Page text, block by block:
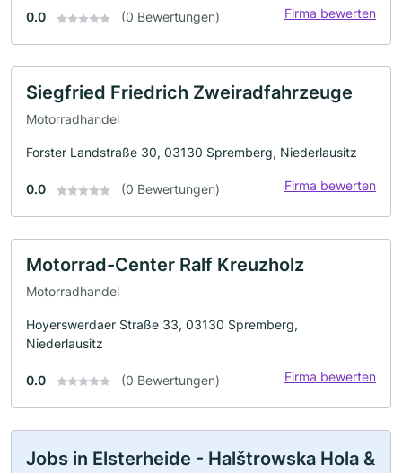
0.0 (0 Bewertungen) Firma bewerten
Siegfried Friedrich Zweiradfahrzeuge
Motorradhandel
Forster Landstraße 30, 03130 Spremberg, Niederlausitz
0.0 (0 Bewertungen) Firma bewerten
Motorrad-Center Ralf Kreuzholz
Motorradhandel
Hoyerswerdaer Straße 33, 03130 Spremberg,
Niederlausitz
0.0 (0 Bewertungen) Firma bewerten
Jobs in Elsterheide - Halštrowska Hola &